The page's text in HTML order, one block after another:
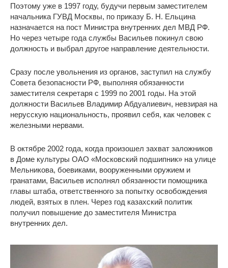
Поэтому уже в 1997 году, будучи первым заместителем
начальника ГУВД Москвы, по приказу Б. Н. Ельцина
назначается на пост Министра внутренних дел МВД РФ.
Но через четыре года службы Васильев покинул свою
должность и выбрал другое направление деятельности.
Сразу после увольнения из органов, заступил на службу
Совета безопасности РФ, выполняя обязанности
заместителя секретаря с 1999 по 2001 годы. На этой
должности Васильев Владимир Абдуалиевич, невзирая на
нерусскую национальность, проявил себя, как человек с
железными нервами.
В октябре 2002 года, когда произошел захват заложников
в Доме культуры ОАО «Московский подшипник» на улице
Мельникова, боевиками, вооруженными оружием и
гранатами, Васильев исполнял обязанности помощника
главы штаба, ответственного за попытку освобождения
людей, взятых в плен. Через год казахский политик
получил повышение до заместителя Министра
внутренних дел.